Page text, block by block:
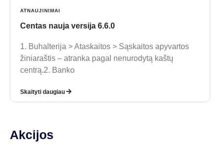
ATNAUJINIMAI
Centas nauja versija 6.6.0
1. Buhalterija > Ataskaitos > Sąskaitos apyvartos
žiniaraštis – atranka pagal nenurodytą kaštų
centrą.2. Banko
Skaityti daugiau
Akcijos